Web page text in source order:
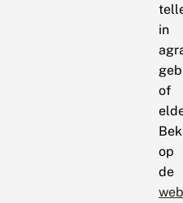
in
of
op
de